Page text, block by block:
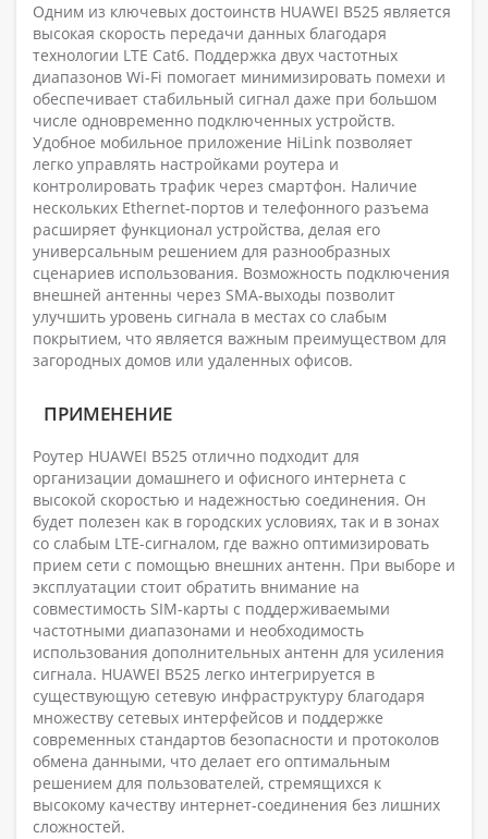
Одним из ключевых достоинств HUAWEI B525 является
высокая скорость передачи данных благодаря
технологии LTE Cat6. Поддержка двух частотных
диапазонов Wi-Fi помогает минимизировать помехи и
обеспечивает стабильный сигнал даже при большом
числе одновременно подключенных устройств.
Удобное мобильное приложение HiLink позволяет
легко управлять настройками роутера и
контролировать трафик через смартфон. Наличие
нескольких Ethernet-портов и телефонного разъема
расширяет функционал устройства, делая его
универсальным решением для разнообразных
сценариев использования. Возможность подключения
внешней антенны через SMA-выходы позволит
улучшить уровень сигнала в местах со слабым
покрытием, что является важным преимуществом для
загородных домов или удаленных офисов.
ПРИМЕНЕНИЕ
Роутер HUAWEI B525 отлично подходит для
организации домашнего и офисного интернета с
высокой скоростью и надежностью соединения. Он
будет полезен как в городских условиях, так и в зонах
со слабым LTE-сигналом, где важно оптимизировать
прием сети с помощью внешних антенн. При выборе и
эксплуатации стоит обратить внимание на
совместимость SIM-карты с поддерживаемыми
частотными диапазонами и необходимость
использования дополнительных антенн для усиления
сигнала. HUAWEI B525 легко интегрируется в
существующую сетевую инфраструктуру благодаря
множеству сетевых интерфейсов и поддержке
современных стандартов безопасности и протоколов
обмена данными, что делает его оптимальным
решением для пользователей, стремящихся к
высокому качеству интернет-соединения без лишних
сложностей.